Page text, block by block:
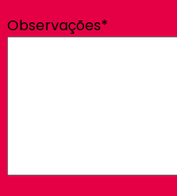
Observações*